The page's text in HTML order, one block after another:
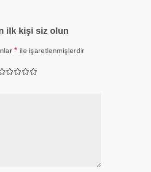
ilk kişi siz olun
* ile işaretlenmişlerdir